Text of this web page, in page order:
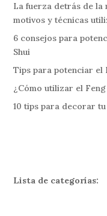
La fuerza detrás de la
motivos y técnicas
6 consejos para
Shui
Tips para potenciar el
¿Cómo utilizar el
10 tips para decorar
Lista de categorías: